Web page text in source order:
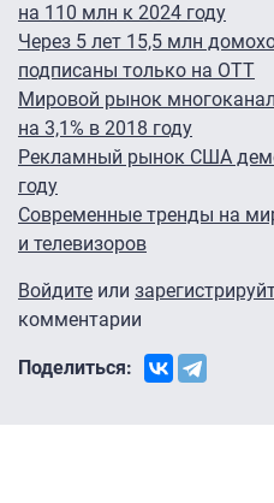
на 110 млн к 2024 году
Через 5 лет 15,5 млн
подписаны только на ОТТ
Мировой рынок
на 3,1% в 2018 году
Рекламный рынок США
году
Современные тренды на
и телевизоров
Войдите или
комментарии
Поделиться: